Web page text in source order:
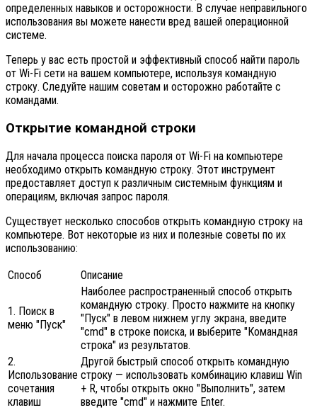
определенных навыков и осторожности. В случае неправильного
использования вы можете нанести вред вашей операционной
системе.
Теперь у вас есть простой и эффективный способ найти пароль
от Wi-Fi сети на вашем компьютере, используя командную
строку. Следуйте нашим советам и осторожно работайте с
командами.
Открытие командной строки
Для начала процесса поиска пароля от Wi-Fi на компьютере
необходимо открыть командную строку. Этот инструмент
предоставляет доступ к различным системным функциям и
операциям, включая запрос пароля.
Существует несколько способов открыть командную строку на
компьютере. Вот некоторые из них и полезные советы по их
использованию:
Способ
Описание
1. Поиск в
меню "Пуск"
Наиболее распространенный способ открыть
командную строку. Просто нажмите на кнопку
"Пуск" в левом нижнем углу экрана, введите
"cmd" в строке поиска, и выберите "Командная
строка" из результатов.
2.
Использование
сочетания
клавиш
Другой быстрый способ открыть командную
строку — использовать комбинацию клавиш Win
+ R, чтобы открыть окно "Выполнить", затем
введите "cmd" и нажмите Enter.